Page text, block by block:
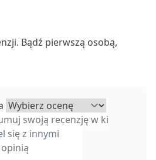
Bądź pierwszą osobą,